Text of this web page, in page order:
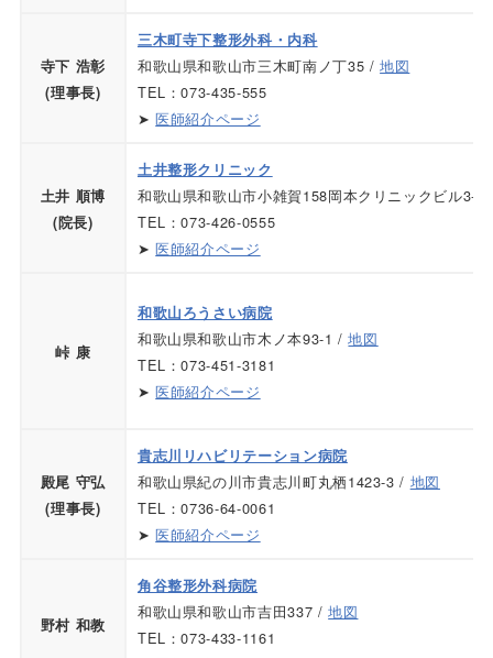
寺下 浩彰
(理事長)
三木町寺下整形外科・内科
和歌山県和歌山市三木町南ノ丁35 /地図
TEL：073-435-555
➤医師紹介ページ
土井 順博
(院長)
土井整形クリニック
和歌山県和歌山市小雑賀158岡本クリニックビル3-
TEL：073-426-0555
➤医師紹介ページ
峠 康
和歌山ろうさい病院
和歌山県和歌山市木ノ本93-1 /地図
TEL：073-451-3181
➤医師紹介ページ
殿尾 守弘
(理事長)
貴志川リハビリテーション病院
和歌山県紀の川市貴志川町丸栖1423-3 / 地図
TEL：0736-64-0061
➤医師紹介ページ
野村 和教
角谷整形外科病院
和歌山県和歌山市吉田337 /地図
TEL：073-433-1161